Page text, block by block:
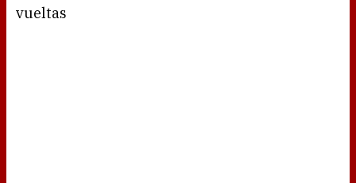
vueltas